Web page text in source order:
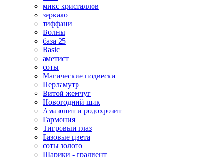
микс кристаллов
зеркало
тиффани
Волны
база 25
Basic
аметист
соты
Магические подвески
Перламутр
Витой жемчуг
Новогодний шик
Амазонит и родохрозит
Гармония
Тигровый глаз
Базовые цвета
соты золото
Шарики - градиент